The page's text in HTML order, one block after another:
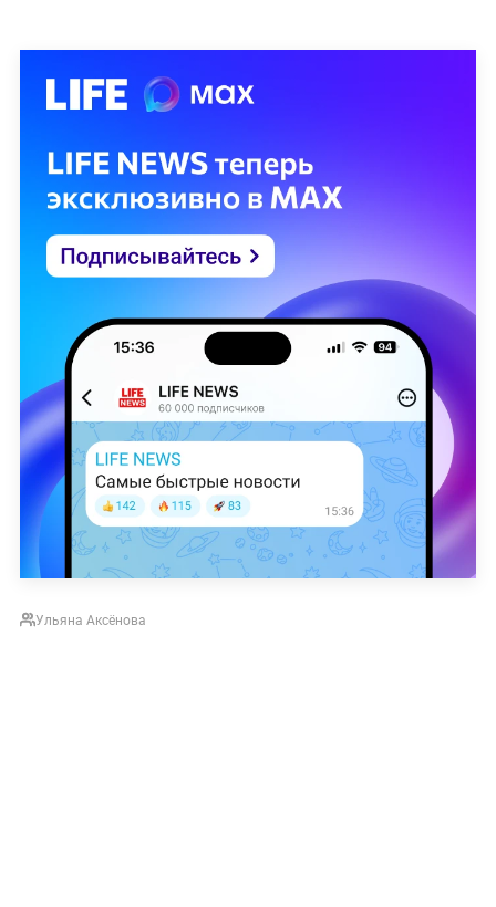
Ульяна Аксёнова